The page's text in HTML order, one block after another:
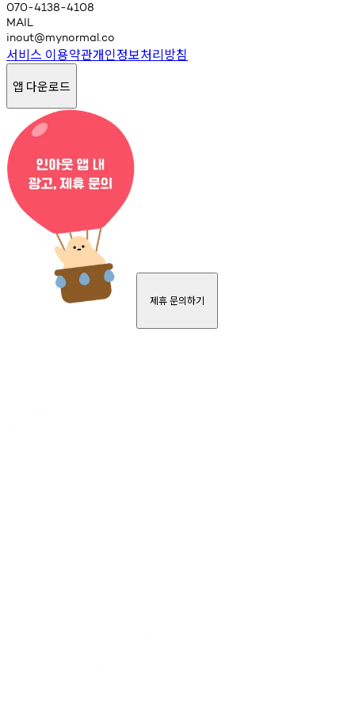
070-4138-4108
MAIL
inout@mynormal.co
서비스 이용약관개인정보처리방침
앱 다운로드
제휴 문의하기